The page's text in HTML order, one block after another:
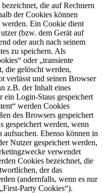
die auf Rechnern
der Cookies können
werden. Ein Cookie dient
(bzw. dem Gerät auf
oder auch nach seinem
zu speichern. Als
oder „transiente
die gelöscht werden,
verlässt und seinen Browser
z.B. der Inhalt eines
ein Login-Staus gespeichert
werden Cookies
des Browsers gespeichert
gespeichert werden, wenn
aufsuchen. Ebenso können in
Nutzer gespeichert werden,
verwendet
Cookies bezeichnet, die
der das
(andernfalls, wenn es nur
Party Cookies“).